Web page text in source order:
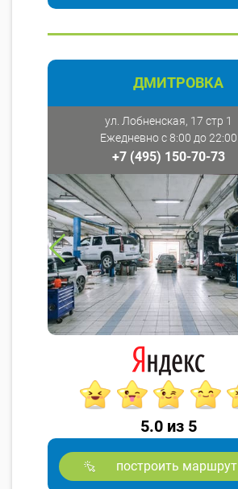
ДМИТРОВКА
ул. Лобненская, 17 стр 1
Ежедневно с 8:00 до 22:00
+7 (495) 150-70-73
5.0 из 5
построить маршрут